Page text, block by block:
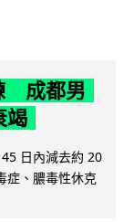
成都男
竭
日內減去約 20
症、膿毒性休克